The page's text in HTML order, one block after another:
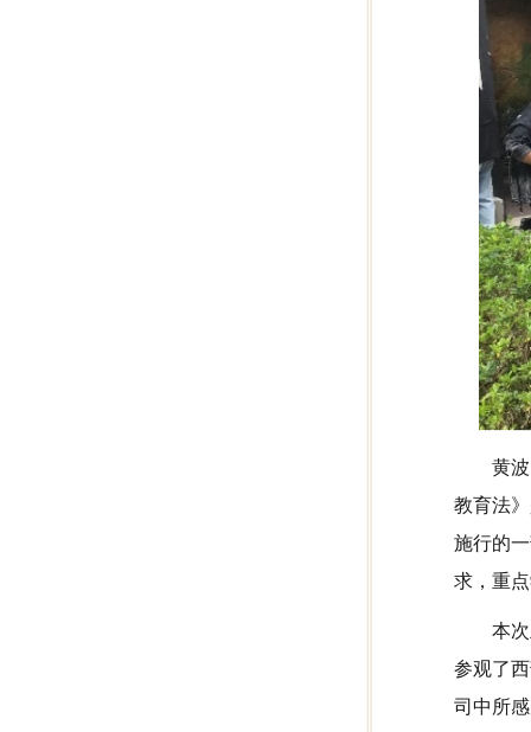
黄
教育法
施行的
求，重
本
参观了
司中所